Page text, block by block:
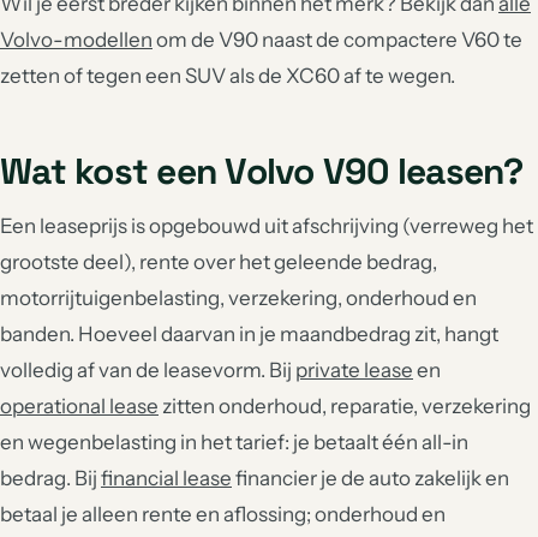
Volvo-modellen om de V90 naast de compactere V60 te
zetten of tegen een SUV als de XC60 af te wegen.
Wat kost een Volvo V90 leasen?
Een leaseprijs is opgebouwd uit afschrijving (verreweg het
grootste deel), rente over het geleende bedrag,
motorrijtuigenbelasting, verzekering, onderhoud en
banden. Hoeveel daarvan in je maandbedrag zit, hangt
volledig af van de leasevorm. Bij private lease en
operational lease zitten onderhoud, reparatie, verzekering
en wegenbelasting in het tarief: je betaalt één all-in
bedrag. Bij financial lease financier je de auto zakelijk en
betaal je alleen rente en aflossing; onderhoud en